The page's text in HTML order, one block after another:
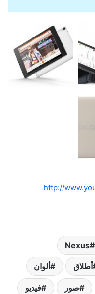
http://
Nexus
أطلاق ألوان
صور فيديو